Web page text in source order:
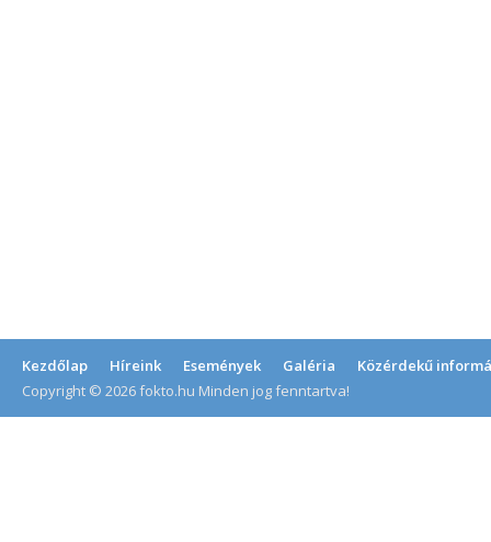
Kezdőlap Híreink Események Galéria
Közérdekű
Copyright © 2026 fokto.hu Minden jog fenntartva!